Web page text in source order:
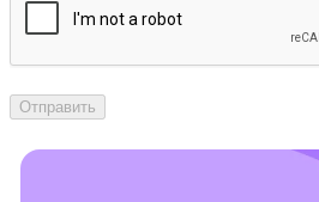
Отправить